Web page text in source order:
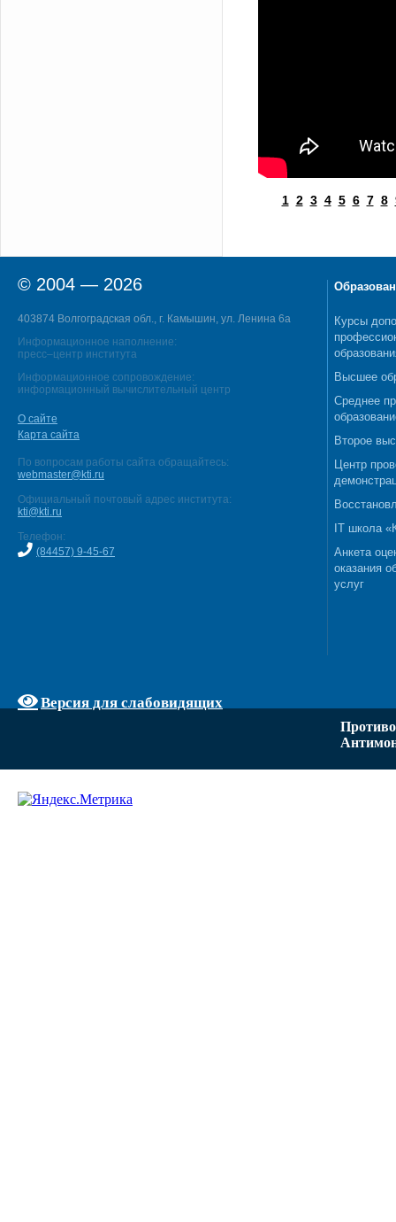
1 2 3 4 5 6 7 8
© 2004 — 2026
403874 Волгоградская обл., г. Камышин, ул. Ленина 6а
Информационное наполнение:
пресс–центр института
Информационное сопровождение:
информационный вычислительный центр
О сайте
Карта сайта
По вопросам работы сайта обращайтесь:
webmaster@kti.ru
Официальный почтовый адрес института:
kti@kti.ru
Телефон:
(84457) 9-45-67
Версия для слабовидящих
Курсы
Высшее
Среднее
Второе
Центр
IT школа
Анкета
оказания
услуг